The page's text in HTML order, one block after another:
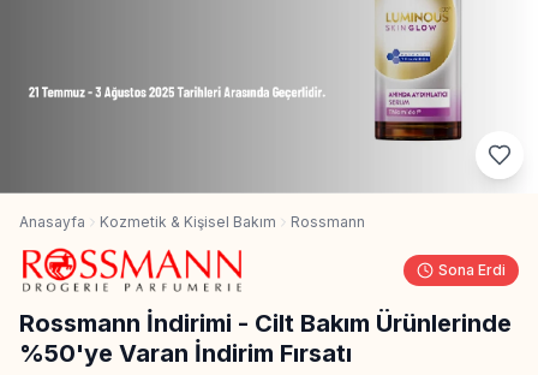
Anasayfa Kozmetik & Kişisel Bakım Rossmann
Sona Erdi
Rossmann İndirimi - Cilt Bakım Ürünlerinde
%50'ye Varan İndirim Fırsatı